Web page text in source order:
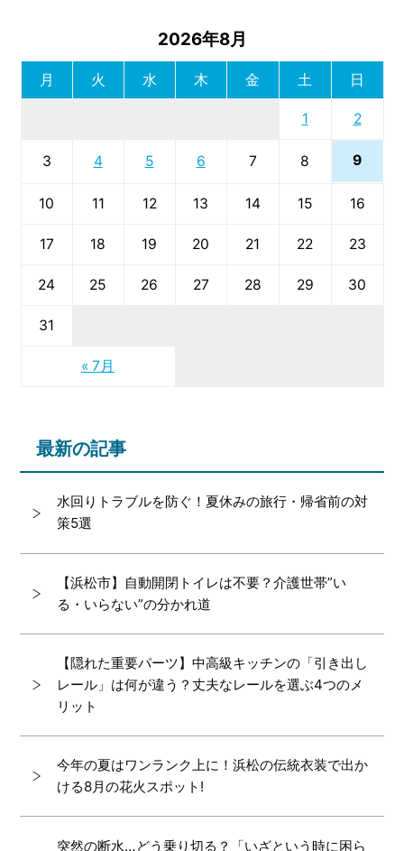
2026年8月
月 火 水 木 金 土 日
« 7月
1 2
3 4 5 6 7 8 9
10 11 12 13 14 15 16
17 18 19 20 21 22 23
24 25 26 27 28 29 30
31
最新の記事
水回りトラブルを防ぐ！夏休みの旅行・帰省前の対
策5選
【浜松市】自動開閉トイレは不要？介護世帯”い
る・いらない”の分かれ道
【隠れた重要パーツ】中高級キッチンの「引き出し
レール」は何が違う？丈夫なレールを選ぶ4つのメ
リット
今年の夏はワンランク上に！浜松の伝統衣装で出か
ける8月の花火スポット!
突然の断水…どう乗り切る？「いざという時に困ら